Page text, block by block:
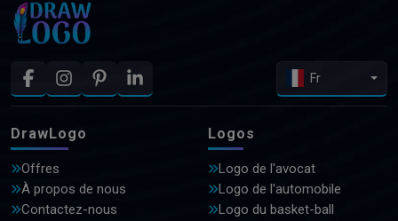
Fr
DrawLogo
Offres
À propos de nous
Contactez-nous
Logos
Logo de l'avocat
Logo de l'automobile
Logo du basket-ball